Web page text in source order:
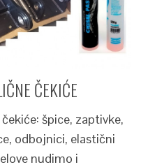
ČEKIĆE
špice, zaptivke,
odbojnici, elastični
nudimo i